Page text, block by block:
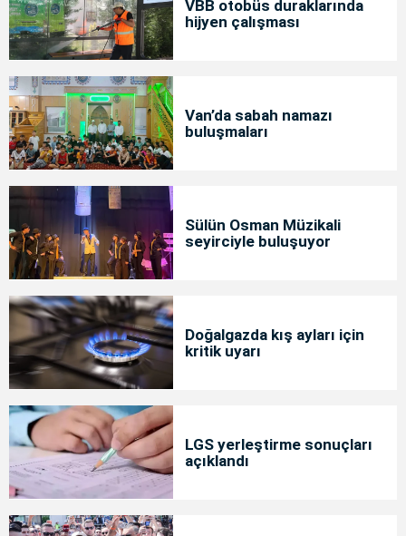
VBB otobüs duraklarında
hijyen çalışması
Van’da sabah namazı
buluşmaları
Sülün Osman Müzikali
seyirciyle buluşuyor
Doğalgazda kış ayları için
kritik uyarı
LGS yerleştirme sonuçları
açıklandı